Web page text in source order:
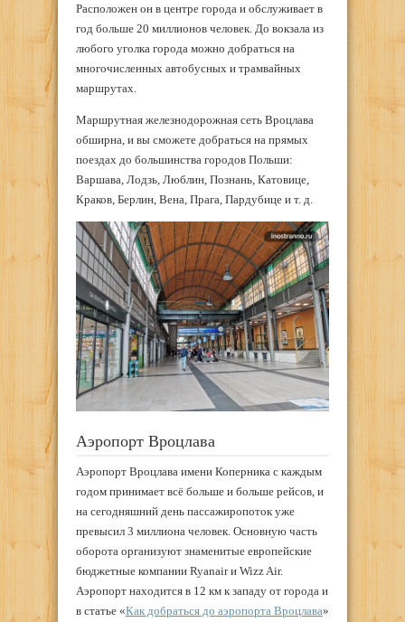
Расположен он в центре города и обслуживает в
год больше 20 миллионов человек. До вокзала из
любого уголка города можно добраться на
многочисленных автобусных и трамвайных
маршрутах.
Маршрутная железнодорожная сеть Вроцлава
обширна, и вы сможете добраться на прямых
поездах до большинства городов Польши:
Варшава, Лодзь, Люблин, Познань, Катовице,
Краков, Берлин, Вена, Прага, Пардубице и т. д.
Аэропорт Вроцлава
Аэропорт Вроцлава имени Коперника с каждым
годом принимает всё больше и больше рейсов, и
на сегодняшний день пассажиропоток уже
превысил 3 миллиона человек. Основную часть
оборота организуют знаменитые европейские
бюджетные компании Ryanair и Wizz Air.
Аэропорт находится в 12 км к западу от города и
в статье «Как добраться до аэропорта Вроцлава»